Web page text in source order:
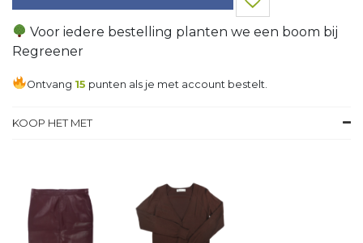
Voor iedere bestelling planten we een boom bij
Regreener
Ontvang 15 punten als je met account bestelt.
KOOP HET MET